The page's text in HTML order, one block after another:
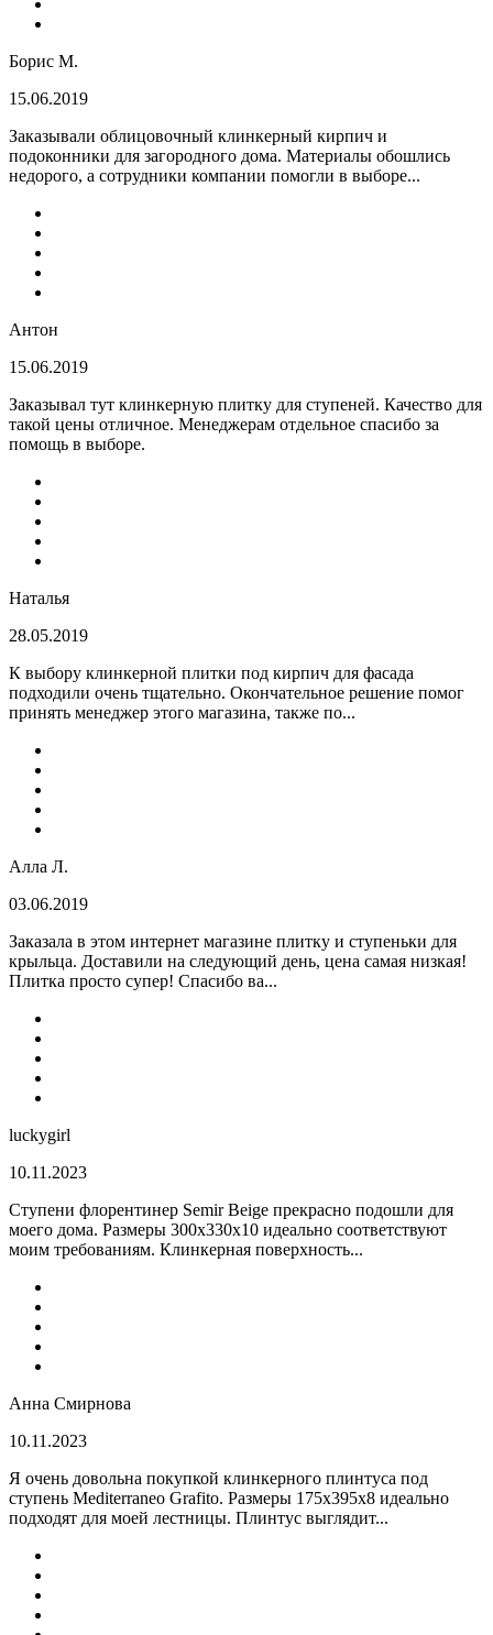
Борис М.
15.06.2019
Заказывали облицовочный клинкерный кирпич и
подоконники для загородного дома. Материалы обошлись
недорого, а сотрудники компании помогли в выборе...
Антон
15.06.2019
Заказывал тут клинкерную плитку для ступеней. Качество для
такой цены отличное. Менеджерам отдельное спасибо за
помощь в выборе.
Наталья
28.05.2019
К выбору клинкерной плитки под кирпич для фасада
подходили очень тщательно. Окончательное решение помог
принять менеджер этого магазина, также по...
Алла Л.
03.06.2019
Заказала в этом интернет магазине плитку и ступеньки для
крыльца. Доставили на следующий день, цена самая низкая!
Плитка просто супер! Спасибо ва...
luckygirl
10.11.2023
Ступени флорентинер Semir Beige прекрасно подошли для
моего дома. Размеры 300х330х10 идеально соответствуют
моим требованиям. Клинкерная поверхность...
Анна Смирнова
10.11.2023
Я очень довольна покупкой клинкерного плинтуса под
ступень Mediterraneo Grafito. Размеры 175х395х8 идеально
подходят для моей лестницы. Плинтус выглядит...